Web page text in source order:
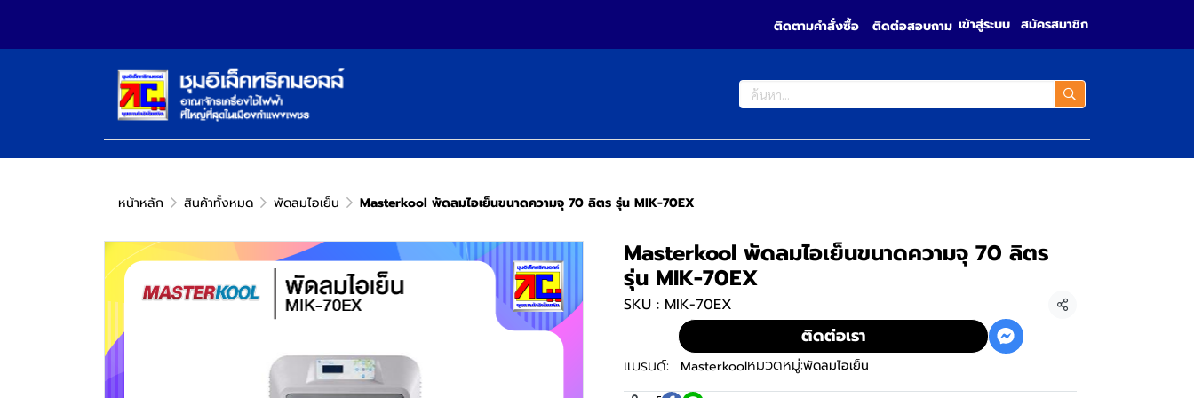
ติดตามคำสั่งซื้อ ติดต่อสอบถาม เข้าสู่ระบบ สมัครสมาชิก
หน้าหลัก สินค้าทั้งหมด พัดลมไอเย็น Masterkool พัดลมไอเย็นขนาดความจุ 70 ลิตร รุ่น MIK-70EX
Masterkool พัดลมไอเย็นขนาดความจุ 70 ลิตร
รุ่น MIK-70EX
SKU : MIK-70EX
แชร์
ติดต่อเรา
แบรนด์: Masterkoolหมวดหมู่:พัดลมไอเย็น